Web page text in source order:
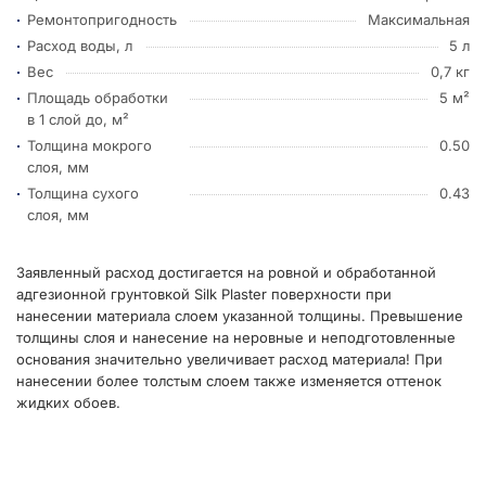
Ремонтопригодность
Максимальная
Расход воды, л
5 л
Вес
0,7 кг
Площадь обработки
в 1 слой до, м²
5 м²
Толщина мокрого
слоя, мм
0.50
Толщина сухого
слоя, мм
0.43
Заявленный расход достигается на ровной и обработанной
адгезионной грунтовкой Silk Plaster поверхности при
нанесении материала слоем указанной толщины. Превышение
толщины слоя и нанесение на неровные и неподготовленные
основания значительно увеличивает расход материала! При
нанесении более толстым слоем также изменяется оттенок
жидких обоев.